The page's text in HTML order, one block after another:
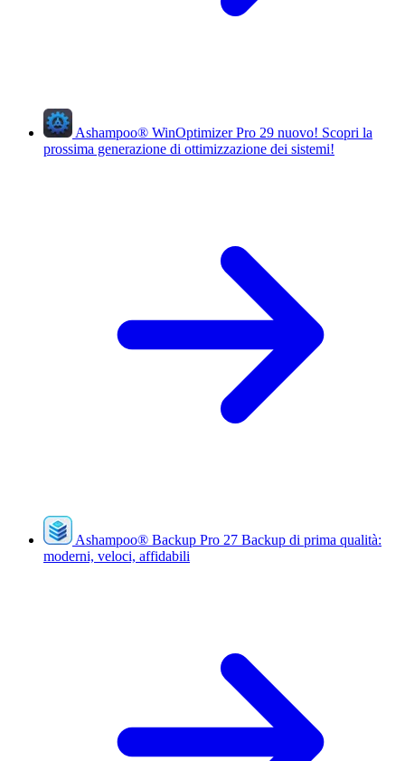
Ashampoo® WinOptimizer Pro 29 nuovo! Scopri la
prossima generazione di ottimizzazione dei sistemi!
Ashampoo® Backup Pro 27 Backup di prima qualità:
moderni, veloci, affidabili